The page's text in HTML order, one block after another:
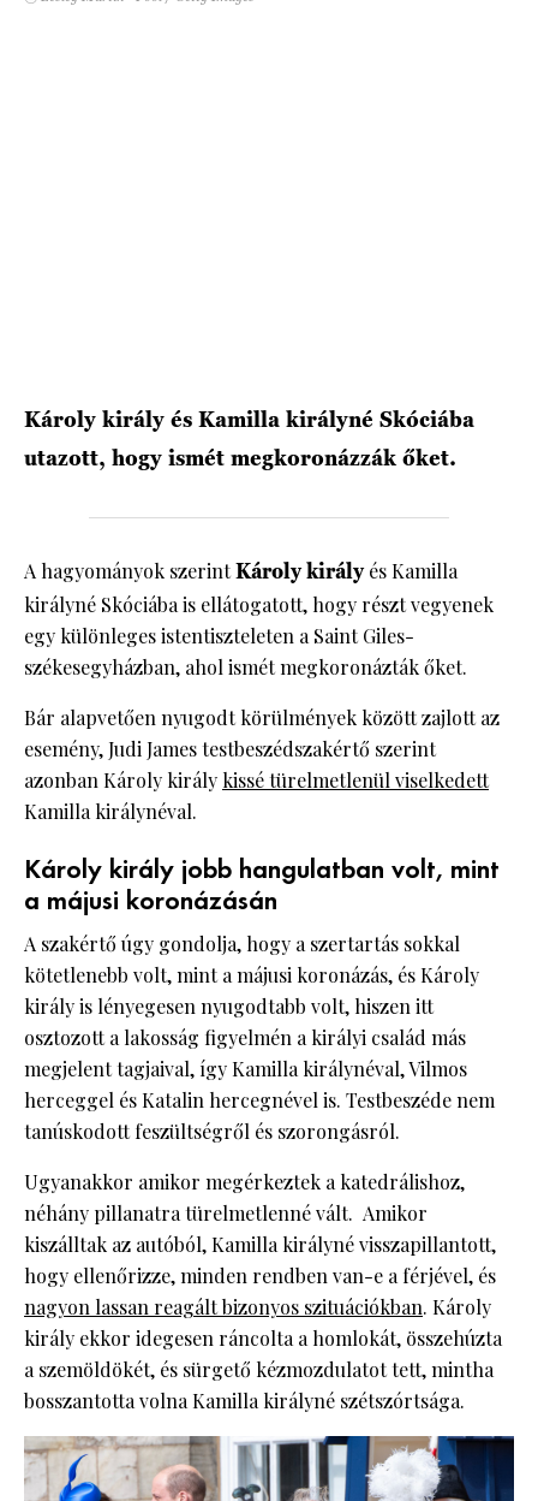
Károly király és Kamilla királyné Skóciába
utazott, hogy ismét megkoronázzák őket.
A hagyományok szerintKároly királyés Kamilla
királyné Skóciába is ellátogatott, hogy részt vegyenek
egy különleges istentiszteleten a Saint Giles-
székesegyházban, ahol ismét megkoronázták őket.
Bár alapvetően nyugodt körülmények között zajlott az
esemény, Judi James testbeszédszakértő szerint
azonban Károly király kissé türelmetlenül viselkedett
Kamilla királynéval.
Károly király jobb hangulatban volt, mint
a májusi koronázásán
A szakértő úgy gondolja, hogy a szertartás sokkal
kötetlenebb volt, mint a májusi koronázás, és Károly
király is lényegesen nyugodtabb volt, hiszen itt
osztozott a lakosság figyelmén a királyi család más
megjelent tagjaival, így Kamilla királynéval, Vilmos
herceggel és Katalin hercegnével is. Testbeszéde nem
tanúskodott feszültségről és szorongásról.
Ugyanakkor amikor megérkeztek a katedrálishoz,
néhány pillanatra türelmetlenné vált. Amikor
kiszálltak az autóból, Kamilla királyné visszapillantott,
hogy ellenőrizze, minden rendben van-e a férjével, és
nagyon lassan reagált bizonyos szituációkban. Károly
király ekkor idegesen ráncolta a homlokát, összehúzta
a szemöldökét, és sürgető kézmozdulatot tett, mintha
bosszantotta volna Kamilla királyné szétszórtsága.